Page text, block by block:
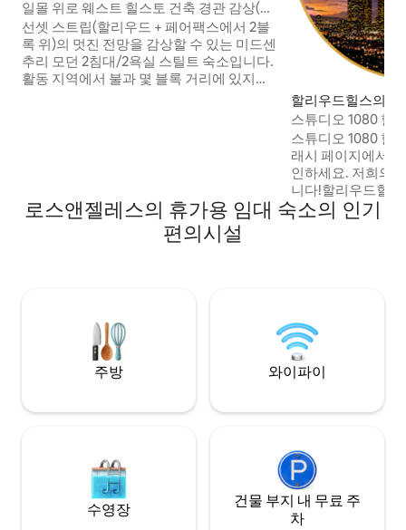
일몰 위로 웨스트 힐스토 건축 경관 감상(멋
진 전망 포함)
선셋 스트립(할리우드 + 페어팩스에서 2블
록 위)의 멋진 전망을 감상할 수 있는 미드센
추리 모던 2침대/2욕실 스틸트 숙소입니다.
활동 지역에서 불과 몇 블록 거리에 있지만
델링이 완료되었습니다. 참고: 사교 모임이
나 늦고 시끄러운 밤은 금지입니다. 내부 =
1015평방피트 데크 = 300평방피트.
할리우드힐스의
트
스튜디오 1080 할
DTLA 전망/프라이
스튜디오 1080 할
래시 페이지에서
인하세요. 저희의 후기는 모든 것을 말해줍
니다!할리우드힐
@ 해발 1080피트.
된 블라인드를 좋
암막 블라인드. 업
규정 준수 허가번
로스앤젤레스의 휴가용 임대 숙소의 인기
편의시설
주방 와이파이
수영장
건물 부지 내 무료 주
차